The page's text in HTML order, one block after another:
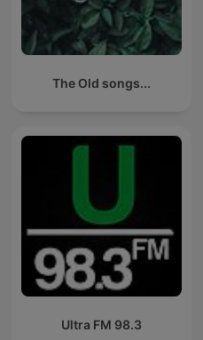
The Old songs...
Ultra FM 98.3